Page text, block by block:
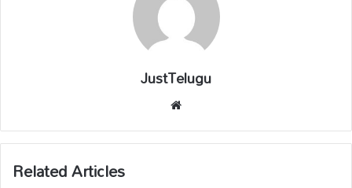
JustTelugu
bsi
te
Related Articles